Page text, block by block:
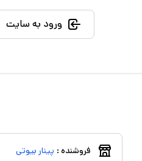
ورود به سایت
فروشنده : پینار بیوتی